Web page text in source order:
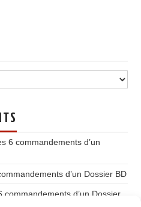
6 commandements d’un
d’un Dossier BD
commandements d’un Dossier